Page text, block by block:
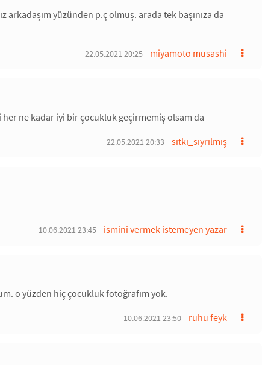
arkadaşım yüzünden p.ç olmuş. arada tek başınıza da
miyamoto musashi
22.05.2021 20:25
ne kadar iyi bir çocukluk geçirmemiş olsam da
sıtkı_sıyrılmış
22.05.2021 20:33
ismini vermek istemeyen yazar
10.06.2021 23:45
o yüzden hiç çocukluk fotoğrafım yok.
ruhu feyk
10.06.2021 23:50